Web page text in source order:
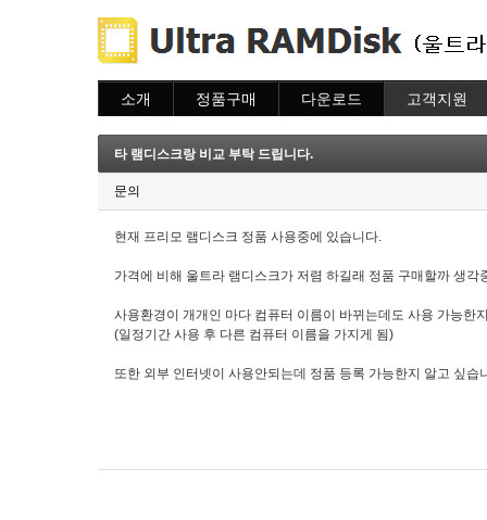
소개 정품구매
주문조회
이용안내
다운로드 고객지원
질문하기
타 램디스크랑 비교 부탁 드립니다.
문의
현재 프리모 램디스크 정품 사용중에 있습니다.
가격에 비해 울트라 램디스크가 저렴 하길래 정품 구매할까 생각
사용환경이 개개인 마다 컴퓨터 이름이 바뀌는데도 사용 가능한
(일정기간 사용 후 다른 컴퓨터 이름을 가지게 됨)
또한 외부 인터넷이 사용안되는데 정품 등록 가능한지 알고 싶습